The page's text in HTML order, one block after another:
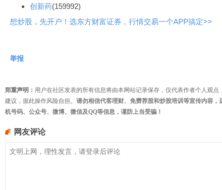
创新药(159992)
想炒股，先开户！选东方财富证券，行情交易一个APP搞定>>
举报
郑重声明： 用户在社区发表的所有信息将由本网站记录保存，仅代表作者个人观
建议，据此操作风险自担。 请勿相信代客理财、免费荐股和炒股培训等宣传内容
机号码、公众号、微博、微信及QQ等信息，谨防上当受骗！
网友评论